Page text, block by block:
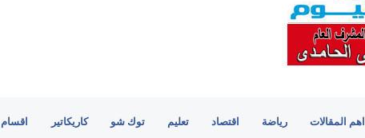
اهم المقالات رياضة اقتصاد تعليم توك شو كاريكاتير